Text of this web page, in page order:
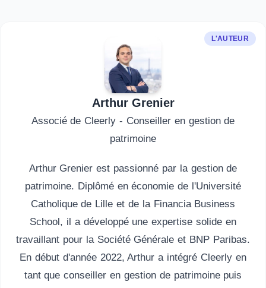
L'AUTEUR
Arthur Grenier
Associé de Cleerly - Conseiller en gestion de
patrimoine
Arthur Grenier est passionné par la gestion de
patrimoine. Diplômé en économie de l'Université
Catholique de Lille et de la Financia Business
School, il a développé une expertise solide en
travaillant pour la Société Générale et BNP Paribas.
En début d'année 2022, Arthur a intégré Cleerly en
tant que conseiller en gestion de patrimoine puis